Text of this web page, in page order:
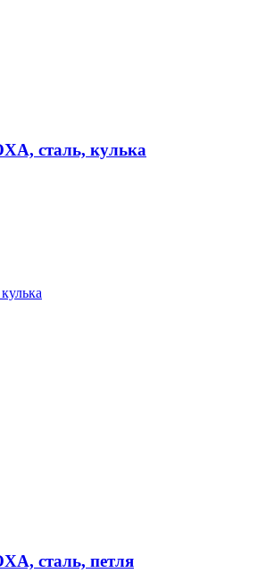
сталь, кулька
сталь, петля